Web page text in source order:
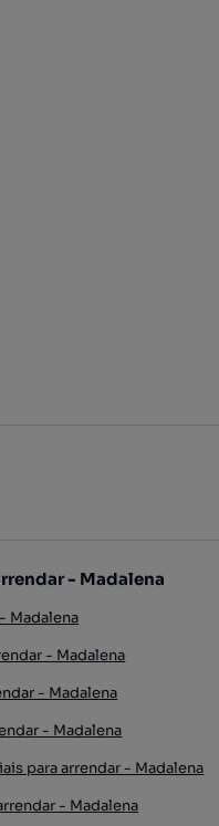
- Madalena
Madalena
- Madalena
- Madalena
- Madalena
para arrendar - Madalena
- Madalena